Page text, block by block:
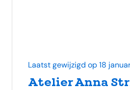
Atelier Anna
Laatst gewijzigd op 18